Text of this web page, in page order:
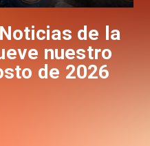
de la
nuestro
de 2026